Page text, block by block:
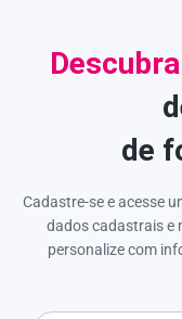
Descubra
de
Cadastre-se e acesse
dados cadastrais e
personalize com